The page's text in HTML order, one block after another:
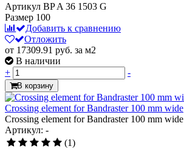
Артикул BP A 36 1503 G
Размер 100
Добавить к сравнению
Отложить
от 17309.91 руб. за м2
В наличии
+
-
В корзину
Crossing element for Bandraster 100 mm wide
Crossing element for Bandraster 100 mm wide
Артикул: -
(1)